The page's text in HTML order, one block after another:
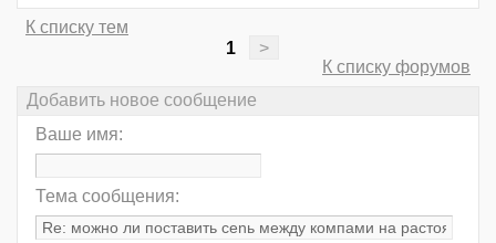
К списку тем
1
>
К списку форумов
Добавить новое сообщение
Ваше имя:
Тема сообщения: